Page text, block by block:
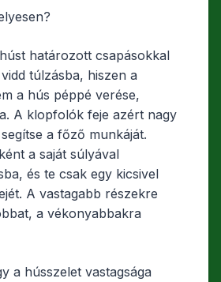
határozott csapásokkal
túlzásba, hiszen a
a hús péppé verése,
A klopfolók feje azért nagy
a főző munkáját.
a saját súlyával
és te csak egy kicsivel
A vastagabb részekre
a vékonyabbakra
a hússzelet vastagsága